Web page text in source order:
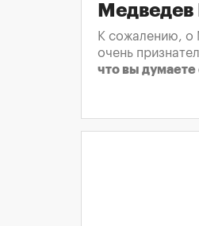
К сожалению, о
очень
что вы